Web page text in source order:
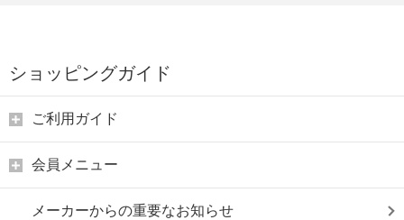
ショッピングガイド
ご利用ガイド
会員メニュー
メーカーからの重要なお知らせ